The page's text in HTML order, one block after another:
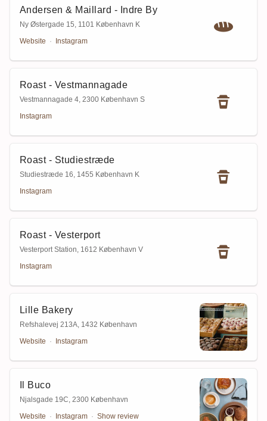
Andersen & Maillard - Indre By
Ny Østergade 15, 1101 København K
Website · Instagram
Roast - Vestmannagade
Vestmannagade 4, 2300 København S
Instagram
Roast - Studiestræde
Studiestræde 16, 1455 København K
Instagram
Roast - Vesterport
Vesterport Station, 1612 København V
Instagram
Lille Bakery
Refshalevej 213A, 1432 København
Website · Instagram
Il Buco
Njalsgade 19C, 2300 København
Website · Instagram · Show review